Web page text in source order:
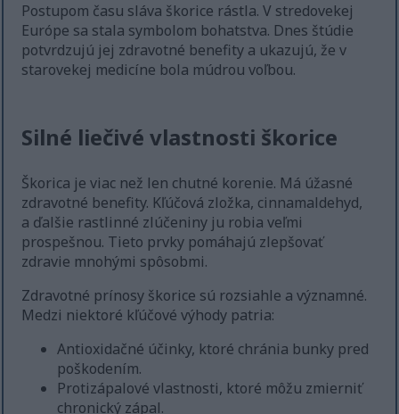
Postupom času sláva škorice rástla. V stredovekej
Európe sa stala symbolom bohatstva. Dnes štúdie
potvrdzujú jej zdravotné benefity a ukazujú, že v
starovekej medicíne bola múdrou voľbou.
Silné liečivé vlastnosti škorice
Škorica je viac než len chutné korenie. Má úžasné
zdravotné benefity. Kľúčová zložka, cinnamaldehyd,
a ďalšie rastlinné zlúčeniny ju robia veľmi
prospešnou. Tieto prvky pomáhajú zlepšovať
zdravie mnohými spôsobmi.
Zdravotné prínosy škorice sú rozsiahle a významné.
Medzi niektoré kľúčové výhody patria:
Antioxidačné účinky, ktoré chránia bunky pred
poškodením.
Protizápalové vlastnosti, ktoré môžu zmierniť
chronický zápal.